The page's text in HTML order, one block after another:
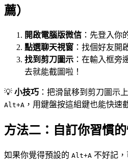
薦）
開啟電腦版微信 ：先登入你
點選聊天視窗 ：找個好友開
找到剪刀圖示 ：在輸入框旁
去就能截圖啦！
💡 小技巧 ：把滑鼠移到剪刀圖示
Alt+A ，用鍵盤按這組鍵也能快速
方法二：自訂你習慣
如果你覺得預設的 Alt+A 不好記，